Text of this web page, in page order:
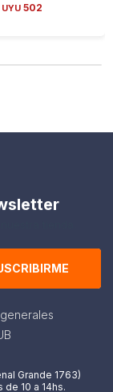
UYU 502
Grande 1763)
10 a 14hs.